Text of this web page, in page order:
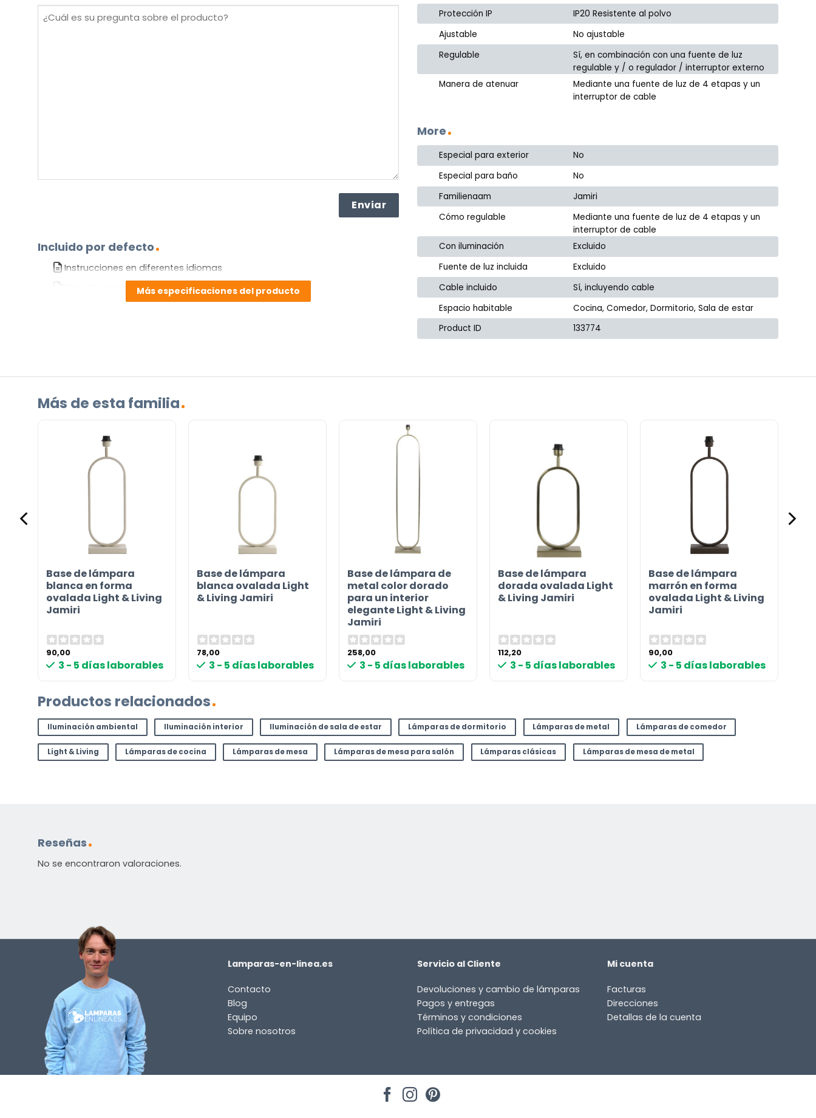
¿Cuál
Incluido por defecto
Instrucciones en diferentes idiomas
Etiqueta energéticaMás especificaciones del producto
Protección IP
IP20 Resistente al polvo
Ajustable
No ajustable
Regulable
Sí, en combinación con una fuente de luz
regulable y / o regulador / interruptor externo
Manera de atenuar
Mediante una fuente de luz de 4 etapas y un
interruptor de cable
More
Especial para exterior
No
Especial para baño
No
Familienaam
Jamiri
Cómo regulable
Mediante una fuente de luz de 4 etapas y un
interruptor de cable
Con iluminación
Excluido
Fuente de luz incluida
Excluido
Cable incluido
Sí, incluyendo cable
Espacio habitable
Cocina, Comedor, Dormitorio, Sala de estar
Product ID
133774
Más de esta familia
Base de lámpara
blanca en forma
ovalada Light & Living
Jamiri
90,00
3 - 5 días laborables
Base de lámpara
blanca ovalada Light
& Living Jamiri
78,00
3 - 5 días laborables
Base de lámpara de
metal color dorado
para un interior
elegante Light & Living
Jamiri
258,00
3 - 5 días laborables
Base de lámpara
dorada ovalada Light
& Living Jamiri
112,20
3 - 5 días laborables
Base de lámpara
marrón en forma
ovalada Light & Living
Jamiri
90,00
3 - 5 días laborables
Productos relacionados
Iluminación ambiental Iluminación interior Iluminación de sala de estar Lámparas de dormitorio Lámparas de metal Lámparas de comedor
Light & Living Lámparas de cocina Lámparas de mesa Lámparas de mesa para salón Lámparas clásicas Lámparas de mesa de metal
Reseñas
No se encontraron valoraciones.
Lamparas-en-linea.es
Contacto
Blog
Equipo
Sobre nosotros
Servicio al Cliente
Devoluciones y cambio de lámparas
Pagos y entregas
Términos y condiciones
Política de privacidad y cookies
Mi cuenta
Facturas
Direcciones
Detallas de la cuenta